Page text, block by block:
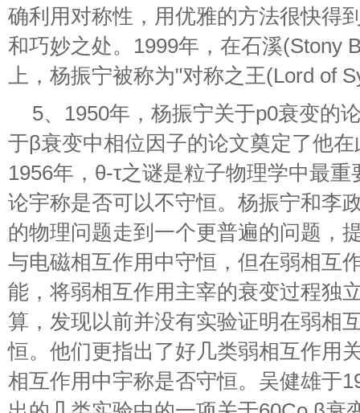
确利用对称性，用优雅的方法很快得
和巧妙之处。1999年，在石溪(Stony
上，杨振宁被称为"对称之王(Lord of
5、1950年，杨振宁关于p0衰变的
于β衰变中相位因子的论文奠定了他
1956年，θ-τ之谜是粒子物理学中最
论宇称是否可以不守恒。杨振宁和李
的物理问题走到一个更普遍的问题，
与电磁相互作用中守恒，但在弱相互
能，将弱相互作用主宰的衰变过程独
算，发现以前并没有实验证明在弱相
恒。他们更指出了好几类弱相互作用
相互作用中宇称是否守恒。吴健雄于